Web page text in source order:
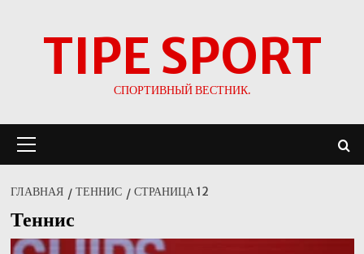
TIPE SPORT
СПОРТИВНЫЙ ВЕСТНИК.
меню
ГЛАВНАЯ ТЕННИС СТРАНИЦА 12
Теннис